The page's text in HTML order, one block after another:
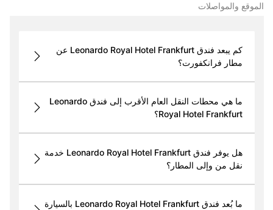
الموقع والمواصلات
كم يبعد فندق Leonardo Royal Hotel Frankfurt عن
مطار فرانكفورت؟
ما هي محطات النقل العام الأقرب إلى فندق Leonardo
Royal Hotel Frankfurt؟
هل يوفر فندق Leonardo Royal Hotel Frankfurt خدمة
نقل من وإلى المطار؟
ما بُعد فندق Leonardo Royal Hotel Frankfurt بالسيارة